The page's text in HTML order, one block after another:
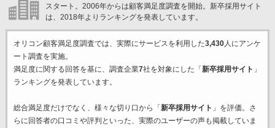
スタート。2006年からは顧客満足度調査を開始。新卒採用サイト
は、2018年よりランキングを発表しています。
オリコン顧客満足度調査では、実際にサービスを利用した3,430人にアンケ
ート調査を実施。
満足度に関する回答を基に、調査企業7社を対象にした「 新卒採用サイト 」
ランキングを発表しています。
総合満足度だけでなく、様々な切り口から「 新卒採用サイト 」を評価。さ
らに回答者の口コミや評判といった、実際のユーザーの声も掲載していま